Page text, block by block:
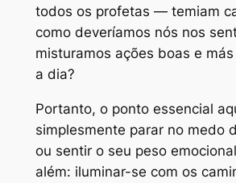
todos os profetas — temiam
como deveríamos nós nos
misturamos ações boas e
a dia?
Portanto, o ponto essencial
simplesmente parar no medo
ou sentir o seu peso
além: iluminar-se com os